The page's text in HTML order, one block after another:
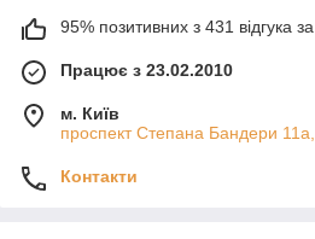
95% позитивних з 431 відгука за
Працює з 23.02.2010
м. Київ
проспект Степана Бандери 11а,
Контакти